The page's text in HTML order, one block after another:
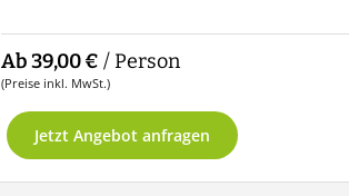
Ab 39,00 € / Person
(Preise inkl. MwSt.)
Jetzt Angebot anfragen